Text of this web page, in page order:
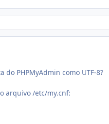
PHPMyAdmin como UTF-8?
arquivo /etc/my.cnf: